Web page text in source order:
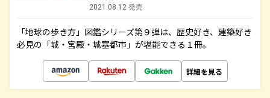
2021.08.12 発売
「地球の歩き方」図鑑シリーズ第９弾は、歴史好き、建築好き
必見の「城・宮殿・城塞都市」が堪能できる１冊。
詳細を見る